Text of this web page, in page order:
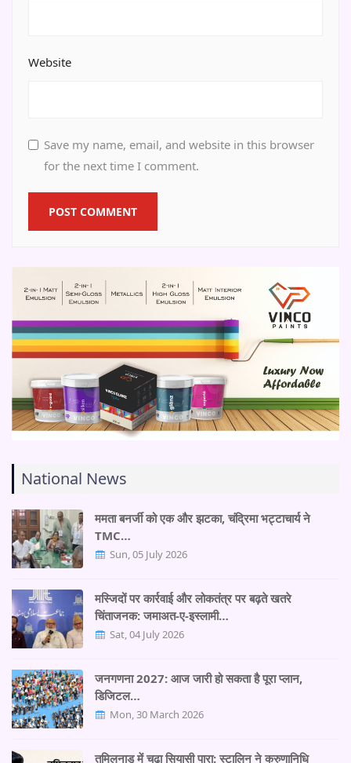
Website
Save my name, email, and website in this browser
for the next time I comment.
National News
ममता बनर्जी को एक और झटका, चंद्रिमा भट्टाचार्य ने
TMC…
Sun, 05 July 2026
मस्जिदों पर कार्रवाई और लोकतंत्र पर बढ़ते खतरे
चिंताजनक: जमाअत-ए-इस्लामी…
Sat, 04 July 2026
जनगणना 2027: आज जारी हो सकता है पूरा प्लान,
डिजिटल…
Mon, 30 March 2026
तमिलनाडु में चढ़ा सियासी पारा: स्टालिन ने करुणानिधि